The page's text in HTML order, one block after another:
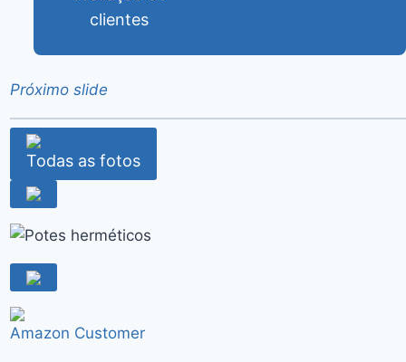
Próximo slide
Todas as fotos
Amazon Customer